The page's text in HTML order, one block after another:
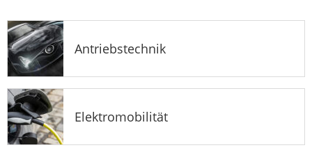
Antriebstechnik
Elektromobilität